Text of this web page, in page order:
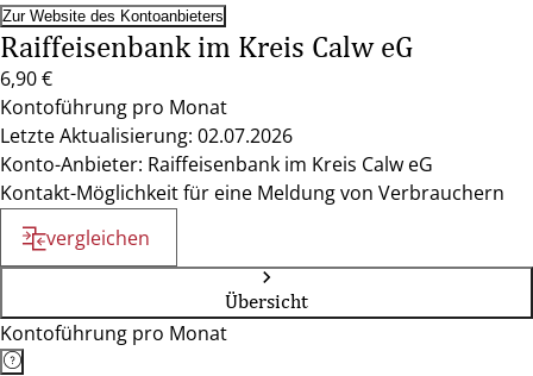
Zur Website des Kontoanbieters
Raiffeisenbank im Kreis Calw eG
6,90 €
Kontoführung pro Monat
Letzte Aktualisierung: 02.07.2026
Konto-Anbieter: Raiffeisenbank im Kreis Calw eG
Kontakt-Möglichkeit für eine Meldung von Verbrauchern
vergleichen
Übersicht
Kontoführung pro Monat